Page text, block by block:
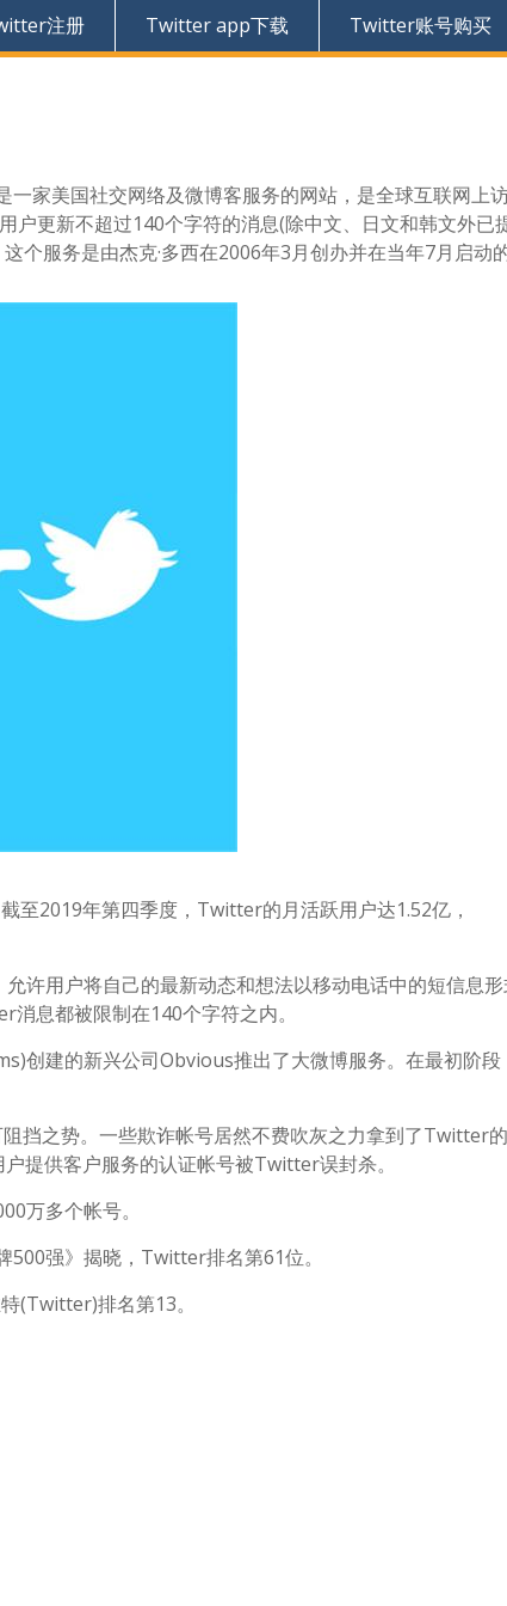
注册 Twitter app下载 Twitter账号购买
家美国社交网络及微博客服务的网站，是全球互联网上
户更新不超过140个字符的消息(除中文、日文和韩文外已
服务是由杰克·多西在2006年3月创办并在当年7月启动的
2019年第四季度，Twitter的月活跃用户达1.52亿，
许用户将自己的最新动态和想法以移动电话中的短信息
息都被限制在140个字符之内。
创建的新兴公司Obvious推出了大微博服务。在最初阶段
挡之势。一些欺诈帐号居然不费吹灰之力拿到了Twitter
提供客户服务的认证帐号被Twitter误封杀。
万多个帐号。
强》揭晓，Twitter排名第61位。
(Twitter)排名第13。